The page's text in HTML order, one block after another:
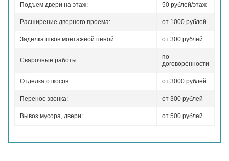
Подъем двери на этаж: 50 рублей/этаж
Расширение дверного проема: от 1000 рублей
Заделка швов монтажной пеной: от 300 рублей
Сварочные работы:
по
договоренности
Отделка откосов: от 3000 рублей
Перенос звонка: от 300 рублей
Вывоз мусора, двери: от 500 рублей